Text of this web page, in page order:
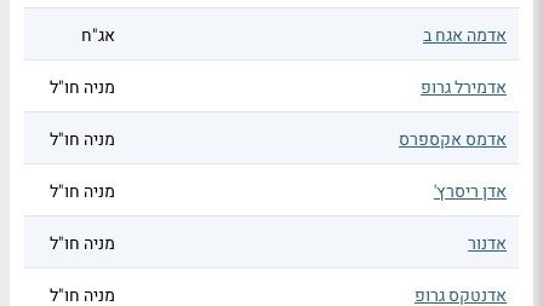
אדמה אגח ב אג"ח
אדמירל גרופ מניה חו"ל
אדמס אקספרס מניה חו"ל
אדן ריסרץ' מניה חו"ל
אדנור מניה חו"ל
אדנטקס גרופ מניה חו"ל